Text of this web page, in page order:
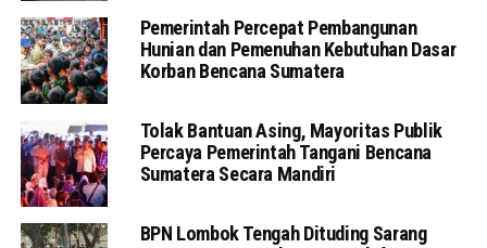
Pemerintah Percepat Pembangunan
Hunian dan Pemenuhan Kebutuhan Dasar
Korban Bencana Sumatera
Tolak Bantuan Asing, Mayoritas Publik
Percaya Pemerintah Tangani Bencana
Sumatera Secara Mandiri
BPN Lombok Tengah Dituding Sarang